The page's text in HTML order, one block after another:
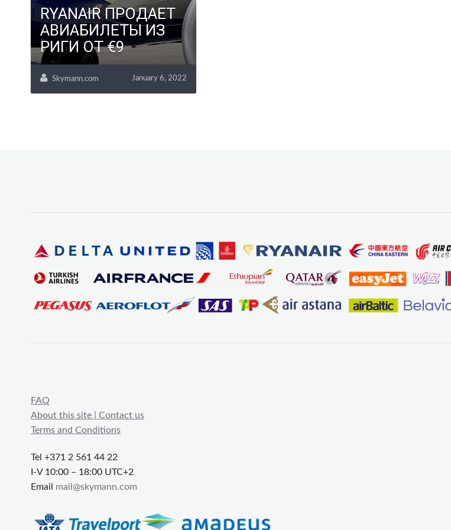
RYANAIR ПРОДАЕТ
АВИАБИЛЕТЫ ИЗ
РИГИ ОТ €9
Skymann.com January 6, 2022
FAQ
About this site | Contact us
Terms and Conditions
Tel +371 2 561 44 22
I-V 10:00 – 18:00 UTC+2
Email mail@skymann.com